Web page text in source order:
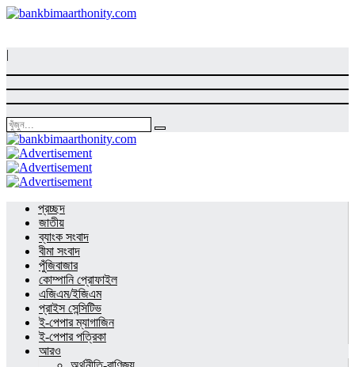
|
প্রচ্ছদ
জাতীয়
ব্যাংক সংবাদ
বীমা সংবাদ
পুঁজিবাজার
কোম্পানি প্রোফাইল
এজিএম/ইজিএম
প্রাইস সেন্সিটিভ
ই-পেপার ম্যাগাজিন
ই-পেপার পত্রিকা
আরও